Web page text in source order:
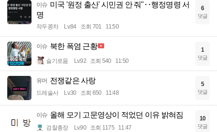
이슈 미국 '원정 출산' 시민권 안 줘"‥행정명령 서
명
작두콩차 Lv.84 조회 701 11:50
6
댓글
이슈 북한 폭염 근황
슬기로움 Lv.92 조회 540 11:50
1
댓글
유머 전쟁같은 사랑
드레술사 Lv.30 조회 650 11:48
5
댓글
이슈 올해 모기 고문영상이 적었던 이유 밝혀짐
검찰총장 Lv.90 조회 1175 11:47
10
댓글